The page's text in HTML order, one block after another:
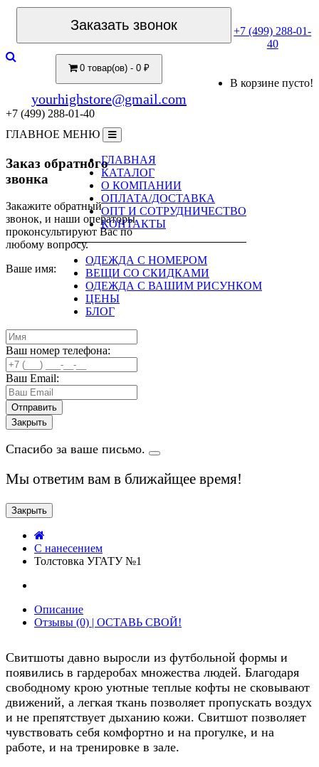
Заказать звонок
+7 (499) 288-01-
40
0 товар(ов) - 0 ₽
В корзине пусто!
yourhighstore@gmail.com
+7 (499) 288-01-40
ГЛАВНОЕ МЕНЮ
ГЛАВНАЯ
КАТАЛОГ
О КОМПАНИИ
ОПЛАТА/ДОСТАВКА
ОПТ И СОТРУДНИЧЕСТВО
КОНТАКТЫ
ОДЕЖДА С НОМЕРОМ
ВЕЩИ СО СКИДКАМИ
ОДЕЖДА С ВАШИМ РИСУНКОМ
ЦЕНЫ
БЛОГ
Заказ обратного
звонка
Закажите обратный
звонок, и наши операторы
проконсультируют Вас по
любому вопросу.
Ваше имя:
Ваш номер телефона:
Ваш Email:
Закрыть
Спасибо за ваше письмо.
Мы ответим вам в ближайщее время!
Закрыть
C нанесением
Толстовка УГАТУ №1
Описание
Отзывы (0) | ОСТАВЬ СВОЙ!
Свитшоты давно выросли из футбольной формы и
появились в гардеробах множества людей. Благодаря
свободному крою уютные теплые кофты не сковывают
движений, а легкая ткань позволяет пропускать воздух
и не препятствует дыханию кожи. Свитшот позволяет
чувствовать себя комфортно и на прогулке, и на
работе, и на тренировке в зале.